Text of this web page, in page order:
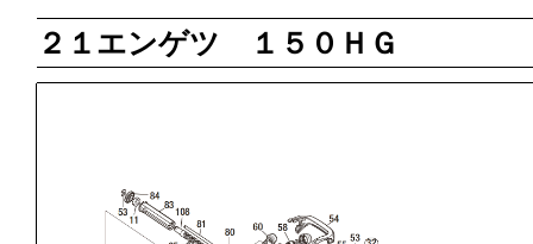
２１エンゲツ １５０ＨＧ